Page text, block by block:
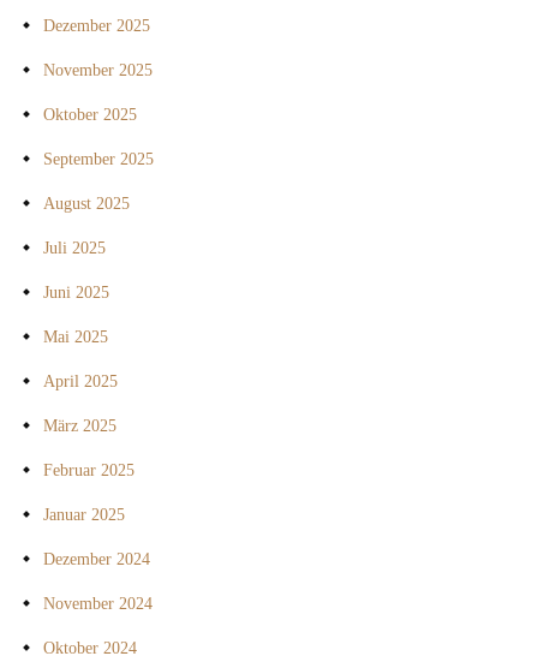
Dezember 2025
November 2025
Oktober 2025
September 2025
August 2025
Juli 2025
Juni 2025
Mai 2025
April 2025
März 2025
Februar 2025
Januar 2025
Dezember 2024
November 2024
Oktober 2024